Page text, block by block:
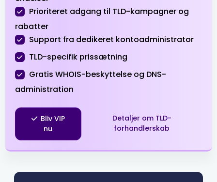
.ru $39.90 $38.90 $37.90
.sbs $0.99 $0.94 $0.89
.site
.space $0.96
.store $1.99 $1.96 $1.91
$3.86
Prioriteret adgang til TLD-kampagner og
rabatter
Support fra dedikeret kontoadministrator
TLD-specifik prissætning
Gratis WHOIS-beskyttelse og DNS-
administration
Bliv VIP
nu
Detaljer om TLD-
forhandlerskab